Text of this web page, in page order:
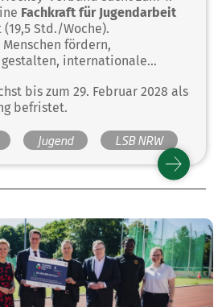
Fachkraft für Jugendarbeit
Std./Woche).
fördern,
internationale
aktiv
freuen wir uns auf deine
bis zum 29. Februar 2028 als
befristet.
Jugend LSB NRW